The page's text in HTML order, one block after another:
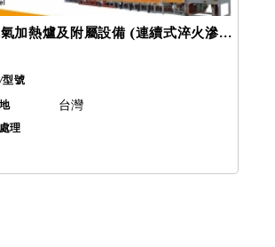
各種電氣加熱爐及附屬設備 (連續式淬火滲碳熱處理爐, 連續式正常化爐, 溫度自動控制盤)
號
台灣
理